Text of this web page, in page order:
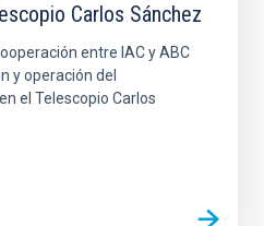
Carlos Sánchez
entre IAC y ABC
y operación del
el Telescopio Carlos